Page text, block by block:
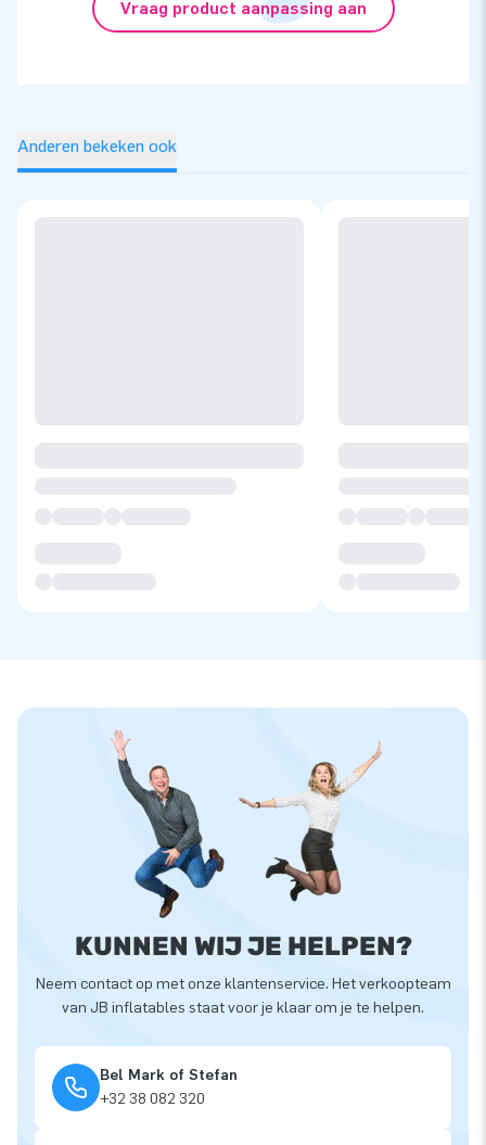
Vraag product aanpassing aan
Anderen bekeken ook
KUNNEN WIJ JE HELPEN?
Neem contact op met onze klantenservice. Het verkoopteam
van JB inflatables staat voor je klaar om je te helpen.
Bel Mark of Stefan
+32 38 082 320